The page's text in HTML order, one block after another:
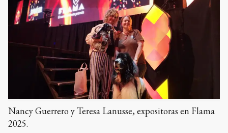
Nancy Guerrero y Teresa Lanusse, expositoras en Flama
2025.